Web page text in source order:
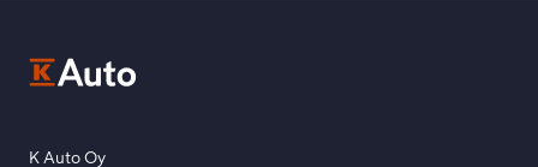
Etsi toimipiste
K Auto Oy